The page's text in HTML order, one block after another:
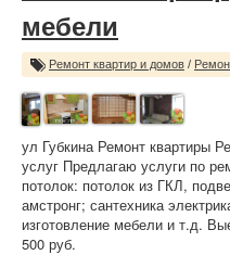
мебели
Ремонт квартир и домов /
ул Губкина Ремонт квартиры
услуг Предлагаю услуги по
потолок: потолок из ГКЛ,
амстронг; сантехника
изготовление мебели и т.д.
500 руб.